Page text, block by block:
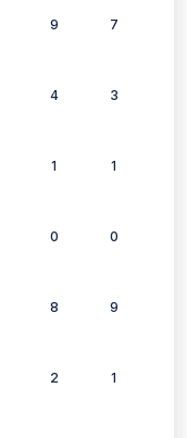
9 7
4 3
1 1
0 0
8 9
2 1